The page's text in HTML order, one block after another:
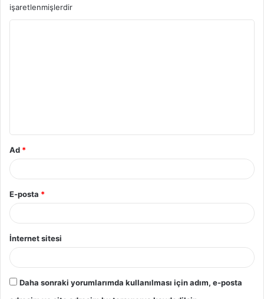
işaretlenmişlerdir
Ad *
E-posta *
İnternet sitesi
Daha sonraki yorumlarımda kullanılması için adım, e-posta